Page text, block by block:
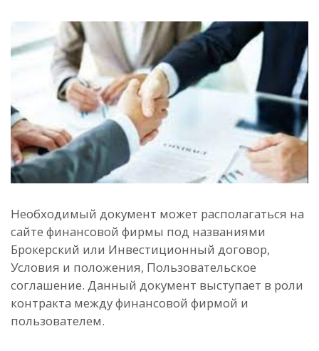
Необходимый документ может располагаться на
сайте финансовой фирмы под названиями
Брокерский или Инвестиционный договор,
Условия и положения, Пользовательское
соглашение. Данный документ выступает в роли
контракта между финансовой фирмой и
пользователем.